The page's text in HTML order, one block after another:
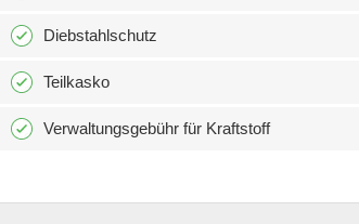
Diebstahlschutz
Teilkasko
Verwaltungsgebühr für Kraftstoff